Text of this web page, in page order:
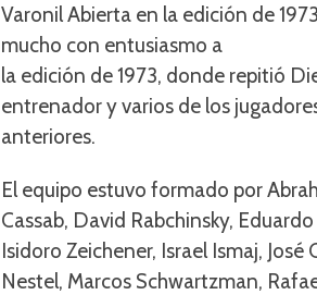
Varonil Abierta en la edición de
mucho con entusiasmo a
la edición de 1973, donde repitió
entrenador y varios de los
anteriores.
El equipo estuvo formado por
Cassab, David Rabchinsky,
Isidoro Zeichener, Israel Ismaj,
Nestel, Marcos Schwartzman,